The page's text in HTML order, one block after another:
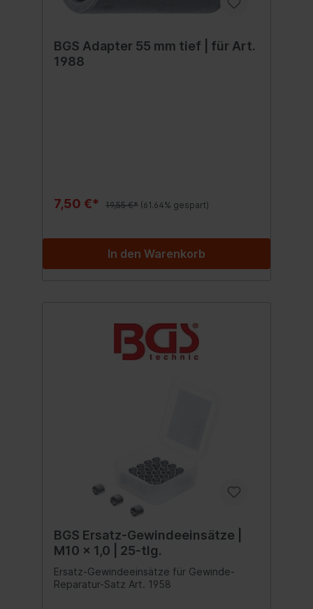
BGS Adapter 55 mm tief | für Art.
1988
7,50 €* 19,55 €* (61.64% gespart)
In den Warenkorb
BGS Ersatz-Gewindeeinsätze |
M10 x 1,0 | 25-tlg.
Ersatz-Gewindeeinsätze für Gewinde-
Reparatur-Satz Art. 1958